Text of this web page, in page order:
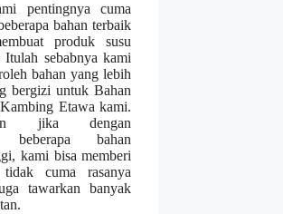
pentingnya cuma
bahan terbaik
produk susu
sebabnya kami
bahan yang lebih
bergizi untuk Bahan
Etawa kami.
jika dengan
beberapa bahan
kami bisa memberi
cuma rasanya
tawarkan banyak